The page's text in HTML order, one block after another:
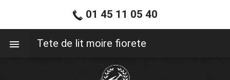
01 45 11 05 40
Tete de lit moire fiorete